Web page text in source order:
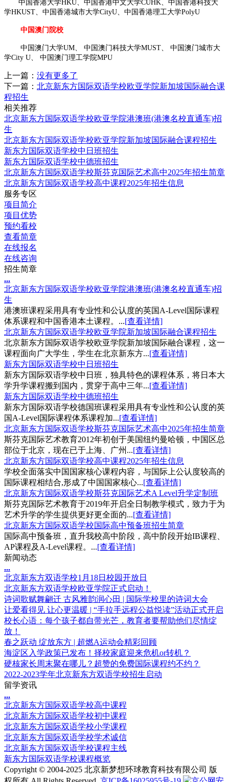
中国香港大学HKU、中国香港中文大学CUHK、中国香港科技大
学HKUST、中国香港城市大学CityU、中国香港理工大学PolyU
中国澳门院校
中国澳门大学UM、 中国澳门科技大学MUST、 中国澳门城市大
学City U、 中国澳门理工学院MPU
上一篇： 没有更多了
下一篇： 北京新东方国际双语学校欧亚学院新加坡国际融合课
程招生
相关推荐
北京新东方国际双语学校欧亚学院港澳班(港澳名校直通车)招
生
北京新东方国际双语学校欧亚学院新加坡国际融合课程招生
新东方国际双语学校中日班招生
新东方国际双语学校中德班招生
北京新东方国际双语学校斯芬克国际艺术高中2025年招生简章
北京新东方国际双语学校高中课程2025年招生信息
服务专区
项目简介
项目优势
预约看校
查看简章
在线报名
在线咨询
招生简章
...
北京新东方国际双语学校欧亚学院港澳班(港澳名校直通车)招
生
港澳班课程采用具有专业性和公认度的英国A-Level国际课程
体系课程和中国香港本土课程。...[查看详情]
北京新东方国际双语学校欧亚学院新加坡国际融合课程招生
北京新东方国际双语学校欧亚学院新加坡国际融合课程，这一
课程面向广大学生，学生在北京新东方...[查看详情]
新东方国际双语学校中日班招生
新东方国际双语学校中日班，独具特色的课程体系，将日本大
学升学课程搬到国内，贯穿于高中三年...[查看详情]
新东方国际双语学校中德班招生
新东方国际双语学校德国班课程采用具有专业性和公认度的英
国A-Level国际课程体系课程加...[查看详情]
北京新东方国际双语学校斯芬克国际艺术高中2025年招生简章
斯芬克国际艺术教育2012年初创于美国纽约曼哈顿，中国区总
部位于北京，现在已于上海、广州...[查看详情]
北京新东方国际双语学校高中课程2025年招生信息
学校全面落实中国国家核心课程内容，与国际上公认度较高的
国际课程相结合,形成了中国国家核心...[查看详情]
北京新东方国际双语学校斯芬克国际艺术A Level升学定制班
斯芬克国际艺术教育于2019年开启全日制教学模式，致力于为
艺术升学的学生提供更好更全面的...[查看详情]
北京新东方国际双语学校国际高中预备班招生简章
国际高中预备班，直升我校高中阶段，高中阶段开始IB课程、
AP课程及A-Level课程。...[查看详情]
新闻动态
...
北京新东方双语学校1月18日校园开放日
北京新东方双语学校欧亚学院正式启动！
诗词歌赋舞翩迁 古风雅韵润心田 | 国际学校里的诗词大会
让爱看得见 让心更温暖 | “手拉手远程公益悦读”活动正式开启
校长心语：每个孩子都自带光芒，教育者要帮助他们尽情绽
放！
春之跃动 绽放东方 | 超燃A运动会精彩回顾
海淀区入学政策已发布！择校家庭迎来危机or转机？
硬核家长周末聚在哪儿？超赞的免费国际课程约不约？
2022-2023学年北京新东方双语学校招生启动
留学资讯
...
北京新东方国际双语学校高中课程
北京新东方国际双语学校初中课程
北京新东方国际双语学校小学课程
北京新东方国际双语学校学术诚信
北京新东方国际双语学校课程主线
新东方国际双语学校课程概览
Copyright © 2004-2025 北京新梦想环球教育科技有限公司 版